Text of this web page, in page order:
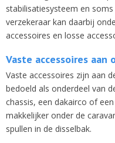
stabilisatiesysteem en
verzekeraar kan daarbij
accessoires en losse
Vaste accessoires aan
Vaste accessoires zijn aan
bedoeld als onderdeel van
chassis, een dakairco of
makkelijker onder de
spullen in de disselbak.